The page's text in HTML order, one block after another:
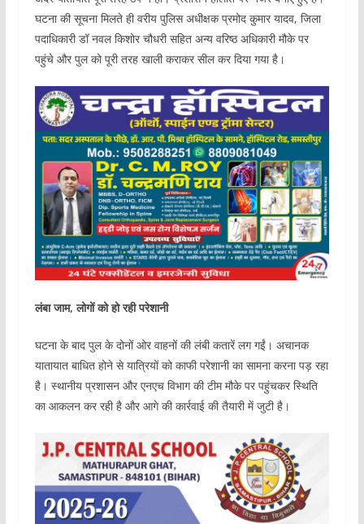
घटना की सूचना मिलते ही वरीय पुलिस अधीक्षक प्रमोद कुमार यादव, जिला
पदाधिकारी डॉ नवल क‍िशोर चौधरी सहित अन्य वरिष्ठ अधिकारी मौके पर
पहुंचे और पुल को पूरी तरह खाली कराकर सील कर दिया गया है।
लंबा जाम, लोगों को हो रही परेशानी
घटना के बाद पुल के दोनों ओर वाहनों की लंबी कतारें लग गईं। अचानक
यातायात बाधित होने से यात्रियों को काफी परेशानी का सामना करना पड़ रहा
है। स्थानीय प्रशासन और एनएच विभाग की टीम मौके पर पहुंचकर स्थिति
का आकलन कर रही है और आगे की कार्रवाई की तैयारी में जुटी है।